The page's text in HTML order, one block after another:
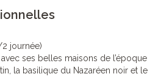
2 journée)
ses belles maisons de l’époque
la basilique du Nazaréen noir et le